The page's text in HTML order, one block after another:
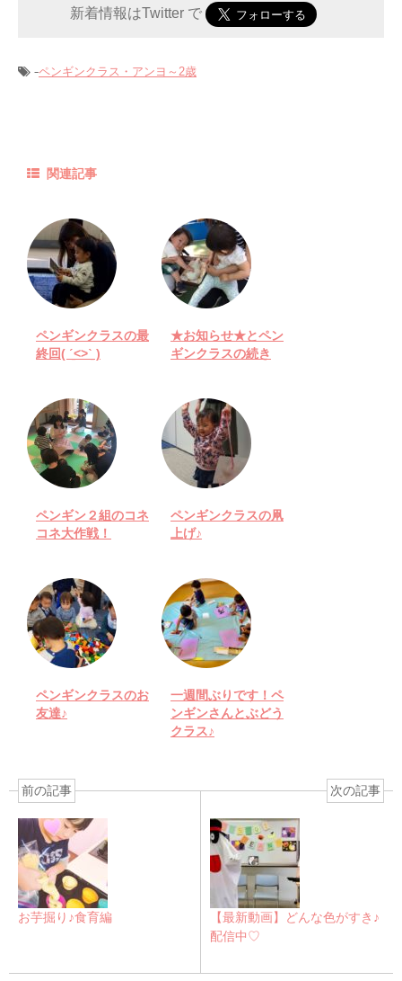
新着情報はTwitter で
-ペンギンクラス・アンヨ～2歳
関連記事
ペンギンクラスの最
終回( ˊ̱˂˃ˋ̱ )
★お知らせ★とペン
ギンクラスの続き
ペンギン２組のコネ
コネ大作戦！
ペンギンクラスの凧
上げ♪
ペンギンクラスのお
友達♪
一週間ぶりです！ペ
ンギンさんとぶどう
クラス♪
前の記事
お芋掘り♪食育編
次の記事
【最新動画】どんな色がすき♪
配信中♡